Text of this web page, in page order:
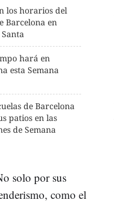
los horarios del
Barcelona en
hará en
esta Semana
de Barcelona
patios en las
de Semana
solo por sus
como el